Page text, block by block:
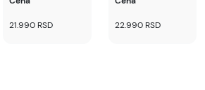
21.990 RSD 22.990 RSD